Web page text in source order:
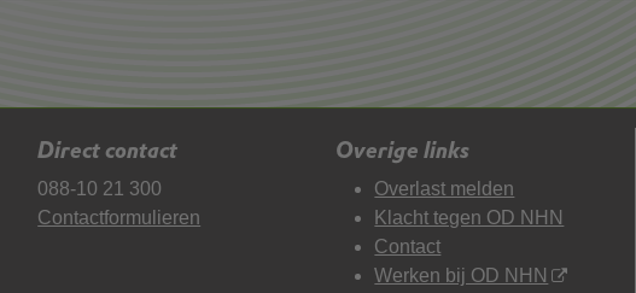
Direct contact
088-10 21 300
Contactformulieren
Overige links
Overlast melden
Klacht tegen OD NHN
Contact
Werken bij OD NHN